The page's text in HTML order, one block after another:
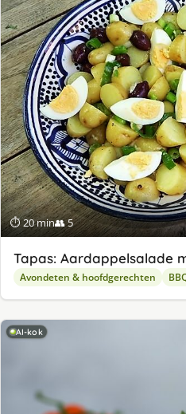
⏱ 20 min👥 5
Tapas: Aardappelsalade
Avondeten & hoofdgerechten
AI-kok